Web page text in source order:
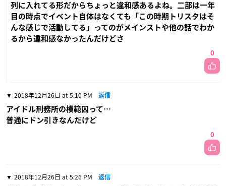
列に入れてる形だからちょっと違和感あるよね。二部は一年
目の時点でイベント自体はなくても「この時期トリスタはそ
んな感じで活動してる」ってのがメインストや他の話でわか
るから違和感なかったんだけどさ
0
2018年12月26日 at 5:10 PM 返信
アイドル刑務所の模範囚って…
普通にドン引きなんだけど
0
2018年12月26日 at 5:26 PM 返信